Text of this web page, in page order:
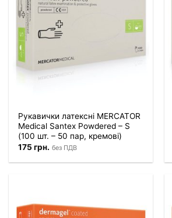
Рукавички латексні MERCATOR
Medical Santex Powdered – S
(100 шт. – 50 пар, кремові)
175грн. без ПДВ